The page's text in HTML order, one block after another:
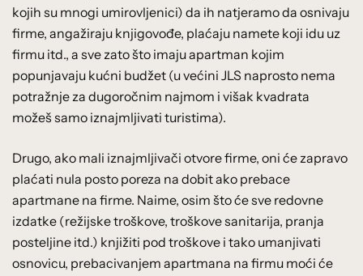
kojih su mnogi umirovljenici) da ih natjeramo da osnivaju
firme, angažiraju knjigovođe, plaćaju namete koji idu uz
firmu itd., a sve zato što imaju apartman kojim
popunjavaju kućni budžet (u većini JLS naprosto nema
potražnje za dugoročnim najmom i višak kvadrata
možeš samo iznajmljivati turistima).
Drugo, ako mali iznajmljivači otvore firme, oni će zapravo
plaćati nula posto poreza na dobit ako prebace
apartmane na firme. Naime, osim što će sve redovne
izdatke (režijske troškove, troškove sanitarija, pranja
posteljine itd.) knjižiti pod troškove i tako umanjivati
osnovicu, prebacivanjem apartmana na firmu moći će